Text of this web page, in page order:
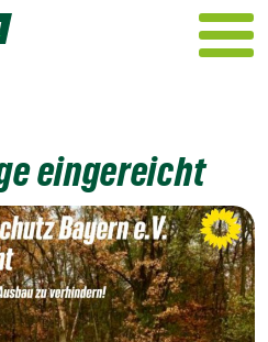
eingereicht